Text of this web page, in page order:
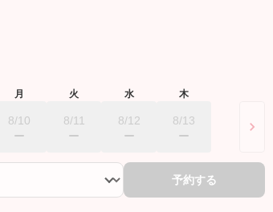
月
8/10
火
8/11
水
8/12
木
8/13
予約する